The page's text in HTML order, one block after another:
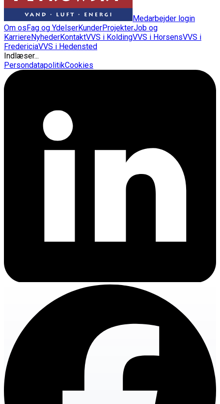
Medarbejder login
Om osFag og YdelserKunderProjekterJob og
KarriereNyhederKontaktVVS i KoldingVVS i HorsensVVS i
FredericiaVVS i Hedensted
Indlæser...
PersondatapolitikCookies